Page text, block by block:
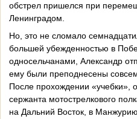
обстрел пришелся при
Ленинградом.
Но, это не сломало
большей убежденностью в
односельчанами, Александр
ему были преподнесены
После прохождении «учебки»,
сержанта мотострелкового
на Дальний Восток, в